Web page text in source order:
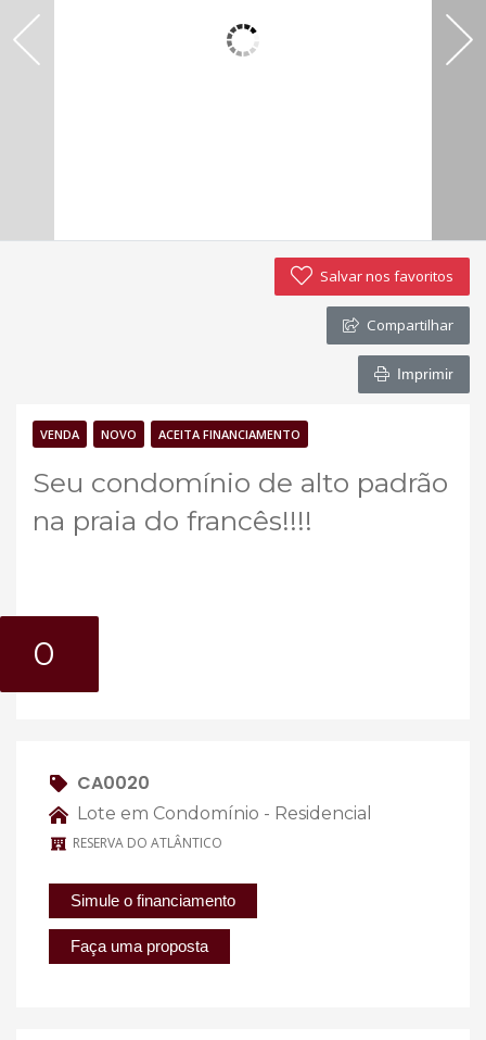
Política de privacidade
Simulador de financiamento
Salvar nos favoritos
Compartilhar
Imprimir
VENDA NOVO ACEITA FINANCIAMENTO
Seu condomínio de alto padrão
na praia do francês!!!!
0
CA0020
Lote em Condomínio - Residencial
RESERVA DO ATLÂNTICO
Simule o financiamento
Faça uma proposta